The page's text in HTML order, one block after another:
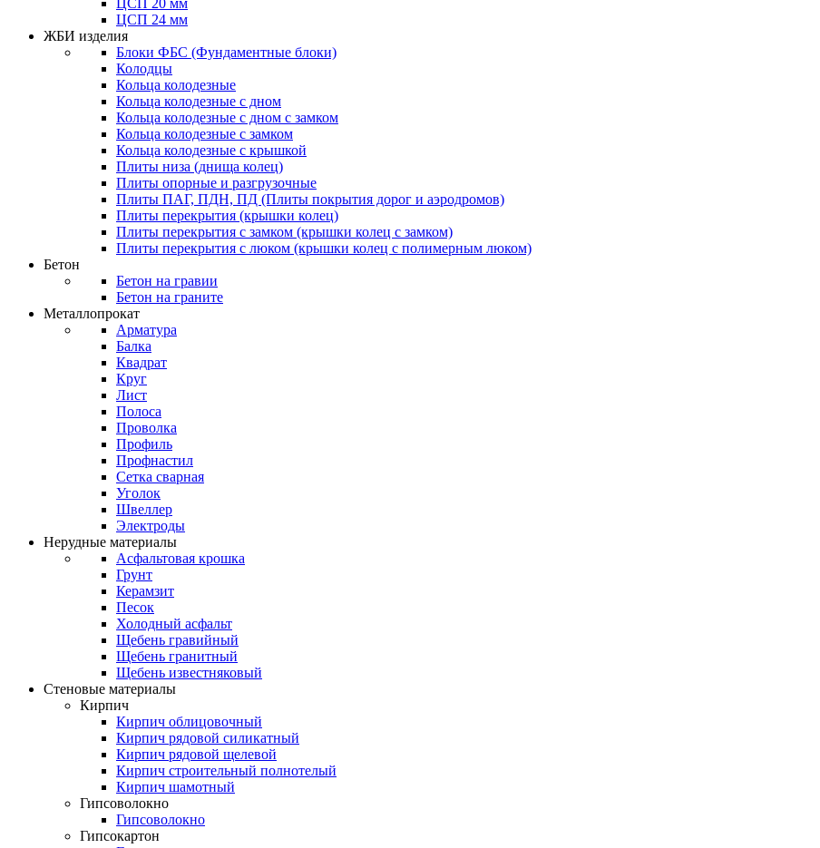
ЦСП 20 мм
ЦСП 24 мм
ЖБИ изделия
Блоки ФБС (Фундаментные блоки)
Колодцы
Кольца колодезные
Кольца колодезные с дном
Кольца колодезные с дном с замком
Кольца колодезные с замком
Кольца колодезные с крышкой
Плиты низа (днища колец)
Плиты опорные и разгрузочные
Плиты ПАГ, ПДН, ПД (Плиты покрытия дорог и аэродромов)
Плиты перекрытия (крышки колец)
Плиты перекрытия с замком (крышки колец с замком)
Плиты перекрытия с люком (крышки колец с полимерным люком)
Бетон
Бетон на гравии
Бетон на граните
Металлопрокат
Арматура
Балка
Квадрат
Круг
Лист
Полоса
Проволка
Профиль
Профнастил
Сетка сварная
Уголок
Швеллер
Электроды
Нерудные материалы
Асфальтовая крошка
Грунт
Керамзит
Песок
Холодный асфальт
Щебень гравийный
Щебень гранитный
Щебень известняковый
Стеновые материалы
Кирпич
Кирпич облицовочный
Кирпич рядовой силикатный
Кирпич рядовой щелевой
Кирпич строительный полнотелый
Кирпич шамотный
Гипсоволокно
Гипсоволокно
Гипсокартон